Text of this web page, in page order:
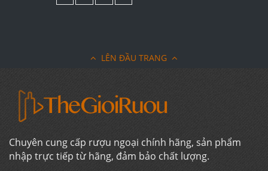
LÊN ĐẦU TRANG
Chuyên cung cấp rượu ngoại chính hãng, sản phẩm
nhập trực tiếp từ hãng, đảm bảo chất lượng.